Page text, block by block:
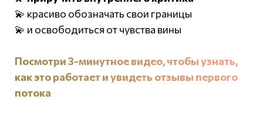
💫 красиво обозначать свои границы
💫 и освободиться от чувства вины
Посмотри 3-минутное видео, чтобы узнать,
как это работает и увидеть отзывы первого
потока